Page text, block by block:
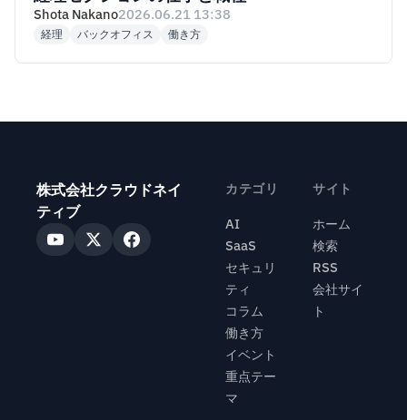
Shota Nakano2026.06.21 13:38
経理 バックオフィス 働き方
株式会社クラウドネイ
ティブ
カテゴリ
AI
SaaS
セキュリ
ティ
コラム
働き方
イベント
重点テー
マ
サイト
ホーム
検索
RSS
会社サイ
ト